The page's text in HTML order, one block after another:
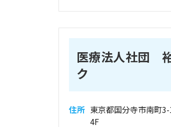
医療法人社団
ク
住所 東京都国分寺市南町
4F